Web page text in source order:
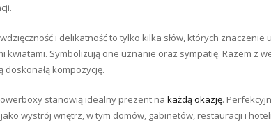
i delikatność to tylko kilka słów, których znaczenie
kwiatami. Symbolizują one uznanie oraz sympatię. Razem z
doskonałą kompozycję.
stanowią idealny prezent na każdą okazję.
wystrój wnętrz, w tym domów, gabinetów, restauracji i